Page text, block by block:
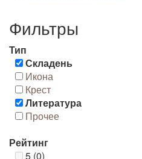
Фильтры
Тип
Складень
Икона
Крест
Литература
Прочее
Рейтинг
5 (0)